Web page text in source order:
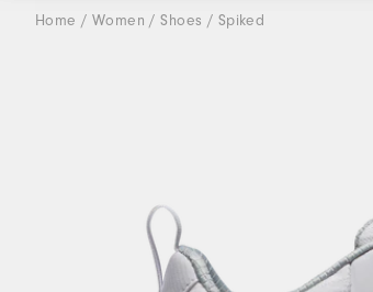
Home Women Shoes Spiked